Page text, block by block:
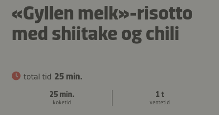
«Gyllen melk»-risotto
med shiitake og chili
total tid 25 min.
25 min.
koketid
1 t
ventetid